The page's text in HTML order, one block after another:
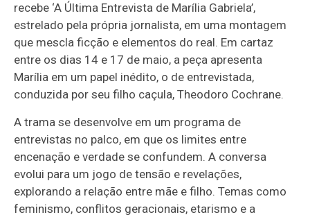
recebe ‘A Última Entrevista de Marília Gabriela’,
estrelado pela própria jornalista, em uma montagem
que mescla ficção e elementos do real. Em cartaz
entre os dias 14 e 17 de maio, a peça apresenta
Marília em um papel inédito, o de entrevistada,
conduzida por seu filho caçula, Theodoro Cochrane.
A trama se desenvolve em um programa de
entrevistas no palco, em que os limites entre
encenação e verdade se confundem. A conversa
evolui para um jogo de tensão e revelações,
explorando a relação entre mãe e filho. Temas como
feminismo, conflitos geracionais, etarismo e a